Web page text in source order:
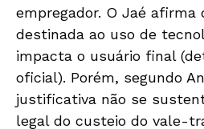
empregador. O Jaé afirma
destinada ao uso de
impacta o usuário final
oficial). Porém, segundo
justificativa não se
legal do custeio do vale-